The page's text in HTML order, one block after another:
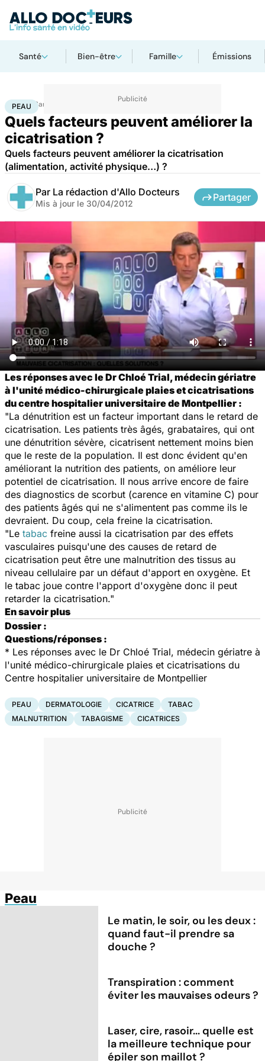
Santé Bien-être Famille Émissions
Accueil Santé
PEAU
Quels facteurs peuvent améliorer la
cicatrisation ?
Quels facteurs peuvent améliorer la cicatrisation
(alimentation, activité physique…) ?
Par La rédaction d'Allo Docteurs
Mis à jour le 30/04/2012
Partager
Les réponses avec le Dr Chloé Trial, médecin gériatre
à l'unité médico-chirurgicale plaies et cicatrisations
du centre hospitalier universitaire de Montpellier :
"La dénutrition est un facteur important dans le retard de
cicatrisation. Les patients très âgés, grabataires, qui ont
une dénutrition sévère, cicatrisent nettement moins bien
que le reste de la population. Il est donc évident qu'en
améliorant la nutrition des patients, on améliore leur
potentiel de cicatrisation. Il nous arrive encore de faire
des diagnostics de scorbut (carence en vitamine C) pour
des patients âgés qui ne s'alimentent pas comme ils le
devraient. Du coup, cela freine la cicatrisation.
"Le tabac freine aussi la cicatrisation par des effets
vasculaires puisqu'une des causes de retard de
cicatrisation peut être une malnutrition des tissus au
niveau cellulaire par un défaut d'apport en oxygène. Et
le tabac joue contre l'apport d'oxygène donc il peut
retarder la cicatrisation."
En savoir plus
Dossier :
Questions/réponses :
* Les réponses avec le Dr Chloé Trial, médecin gériatre à
l'unité médico-chirurgicale plaies et cicatrisations du
Centre hospitalier universitaire de Montpellier
PEAU DERMATOLOGIE CICATRICE
TABAC
MALNUTRITION
TABAGISME CICATRICES
Peau
Le matin, le soir, ou les deux :
quand faut-il prendre sa
douche ?
Transpiration : comment
éviter les mauvaises odeurs ?
Laser, cire, rasoir... quelle est
la meilleure technique pour
épiler son maillot ?